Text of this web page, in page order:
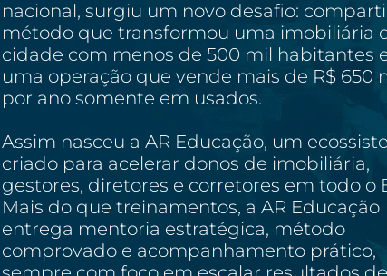
nacional, surgiu um novo desafio:
método que transformou uma imobiliária
cidade com menos de 500 mil habitantes
uma operação que vende mais de R$ 650
por ano somente em usados.
Assim nasceu a AR Educação, um
criado para acelerar donos de imobiliária,
gestores, diretores e corretores em todo o
Mais do que treinamentos, a AR Educação
entrega mentoria estratégica, método
comprovado e acompanhamento prático,